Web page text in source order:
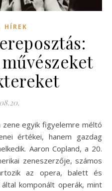
HÍREK
értékei, hanem gazdag
Aaron Copland, a 20.
zeneszerzője, számos
az opera, balett és
komponált operák, mint